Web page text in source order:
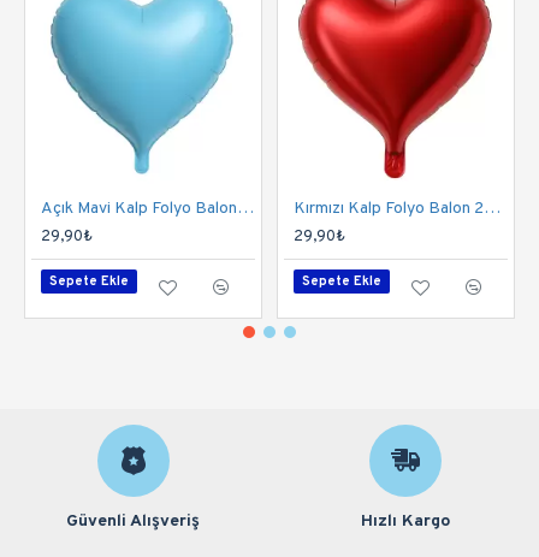
Açık Mavi Kalp Folyo Balon 24 İnç
29,90₺
Sepete Ekle
Kırmızı Kalp Folyo Balon 24 İnç
29,90₺
Sepete Ekle
Güvenli Alışveriş Hızlı Kargo